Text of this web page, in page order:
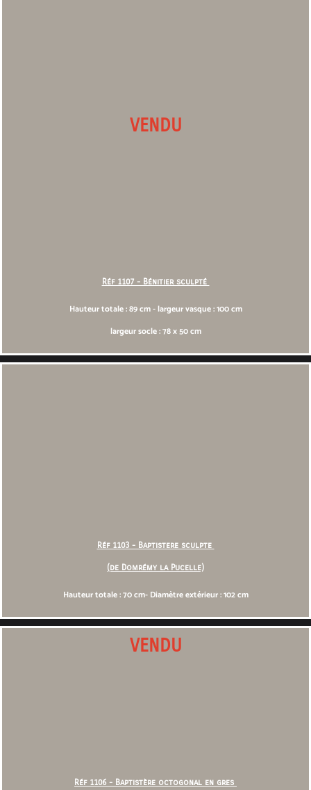
VENDU
Réf 1107 - Bénitier sculpté
Hauteur totale : 89 cm - largeur vasque : 100 cm
largeur socle : 78 x 50 cm
Réf 1103 - Baptistere sculpte
(de Domrémy la Pucelle)
Hauteur totale : 70 cm- Diamètre extérieur : 102 cm
VENDU
Réf 1106 - Baptistère octogonal en gres